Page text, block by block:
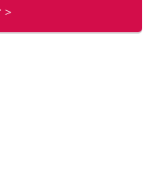
シストの他の記事を読む